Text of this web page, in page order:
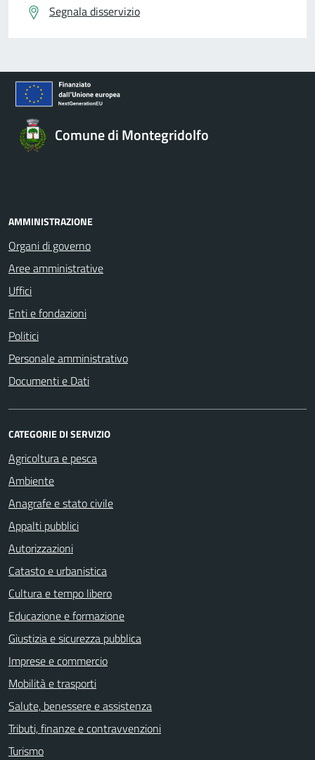
Segnala disservizio
Comune di Montegridolfo
AMMINISTRAZIONE
Organi di governo
Aree amministrative
Uffici
Enti e fondazioni
Politici
Personale amministrativo
Documenti e Dati
CATEGORIE DI SERVIZIO
Agricoltura e pesca
Ambiente
Anagrafe e stato civile
Appalti pubblici
Autorizzazioni
Catasto e urbanistica
Cultura e tempo libero
Educazione e formazione
Giustizia e sicurezza pubblica
Imprese e commercio
Mobilità e trasporti
Salute, benessere e assistenza
Tributi, finanze e contravvenzioni
Turismo